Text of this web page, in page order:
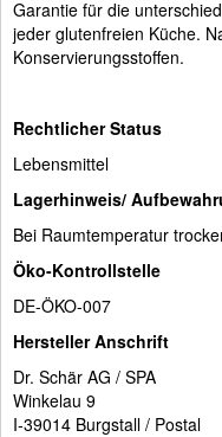
Garantie für die
jeder glutenfreien Küche.
Konservierungsstoffen.
Rechtlicher Status
Lebensmittel
Lagerhinweis/
Bei Raumtemperatur
Öko-Kontrollstelle
DE-ÖKO-007
Hersteller Anschrift
Dr. Schär AG / SPA
Winkelau 9
I-39014 Burgstall / Postal